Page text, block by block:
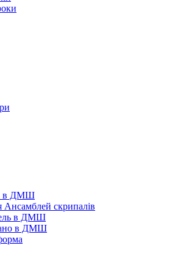
в ДМШ
Ансамблей скрипалів
в ДМШ
в ДМШ